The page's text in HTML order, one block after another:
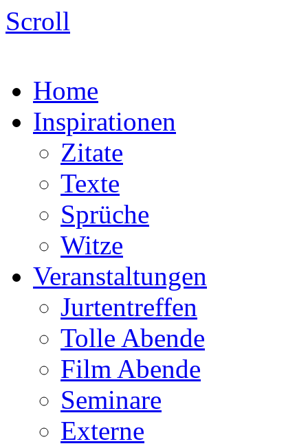
Scroll
Home
Inspirationen
Zitate
Texte
Sprüche
Witze
Veranstaltungen
Jurtentreffen
Tolle Abende
Film Abende
Seminare
Externe